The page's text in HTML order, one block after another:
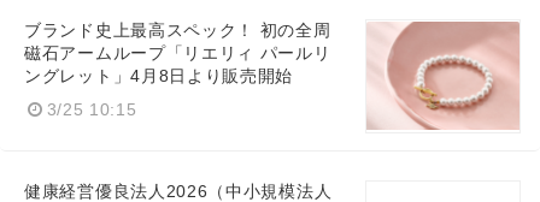
ブランド史上最高スペック！ 初の全周
磁石アームループ「リエリィ パールリ
ングレット」4月8日より販売開始
3/25 10:15
健康経営優良法人2026（中小規模法人